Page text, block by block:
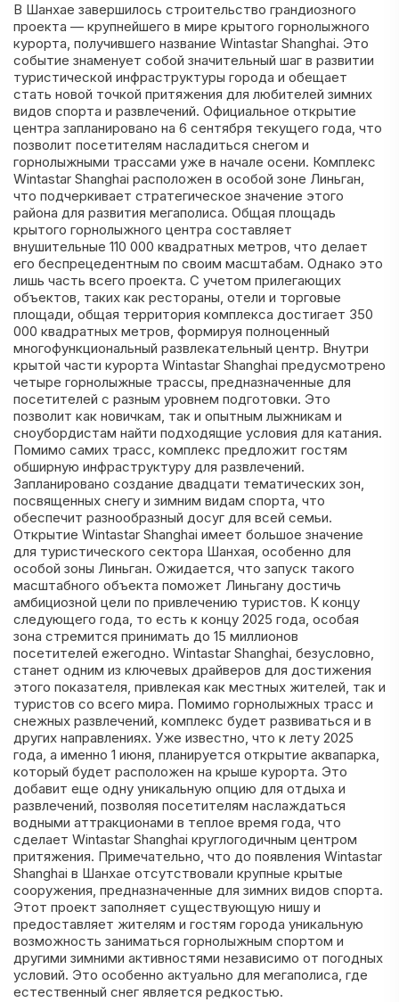
В Шанхае завершилось строительство грандиозного
проекта — крупнейшего в мире крытого горнолыжного
курорта, получившего название Wintastar Shanghai. Это
событие знаменует собой значительный шаг в развитии
туристической инфраструктуры города и обещает
стать новой точкой притяжения для любителей зимних
видов спорта и развлечений. Официальное открытие
центра запланировано на 6 сентября текущего года, что
позволит посетителям насладиться снегом и
горнолыжными трассами уже в начале осени. Комплекс
Wintastar Shanghai расположен в особой зоне Линьган,
что подчеркивает стратегическое значение этого
района для развития мегаполиса. Общая площадь
крытого горнолыжного центра составляет
внушительные 110 000 квадратных метров, что делает
его беспрецедентным по своим масштабам. Однако это
лишь часть всего проекта. С учетом прилегающих
объектов, таких как рестораны, отели и торговые
площади, общая территория комплекса достигает 350
000 квадратных метров, формируя полноценный
многофункциональный развлекательный центр. Внутри
крытой части курорта Wintastar Shanghai предусмотрено
четыре горнолыжные трассы, предназначенные для
посетителей с разным уровнем подготовки. Это
позволит как новичкам, так и опытным лыжникам и
сноубордистам найти подходящие условия для катания.
Помимо самих трасс, комплекс предложит гостям
обширную инфраструктуру для развлечений.
Запланировано создание двадцати тематических зон,
посвященных снегу и зимним видам спорта, что
обеспечит разнообразный досуг для всей семьи.
Открытие Wintastar Shanghai имеет большое значение
для туристического сектора Шанхая, особенно для
особой зоны Линьган. Ожидается, что запуск такого
масштабного объекта поможет Линьгану достичь
амбициозной цели по привлечению туристов. К концу
следующего года, то есть к концу 2025 года, особая
зона стремится принимать до 15 миллионов
посетителей ежегодно. Wintastar Shanghai, безусловно,
станет одним из ключевых драйверов для достижения
этого показателя, привлекая как местных жителей, так и
туристов со всего мира. Помимо горнолыжных трасс и
снежных развлечений, комплекс будет развиваться и в
других направлениях. Уже известно, что к лету 2025
года, а именно 1 июня, планируется открытие аквапарка,
который будет расположен на крыше курорта. Это
добавит еще одну уникальную опцию для отдыха и
развлечений, позволяя посетителям наслаждаться
водными аттракционами в теплое время года, что
сделает Wintastar Shanghai круглогодичным центром
притяжения. Примечательно, что до появления Wintastar
Shanghai в Шанхае отсутствовали крупные крытые
сооружения, предназначенные для зимних видов спорта.
Этот проект заполняет существующую нишу и
предоставляет жителям и гостям города уникальную
возможность заниматься горнолыжным спортом и
другими зимними активностями независимо от погодных
условий. Это особенно актуально для мегаполиса, где
естественный снег является редкостью.